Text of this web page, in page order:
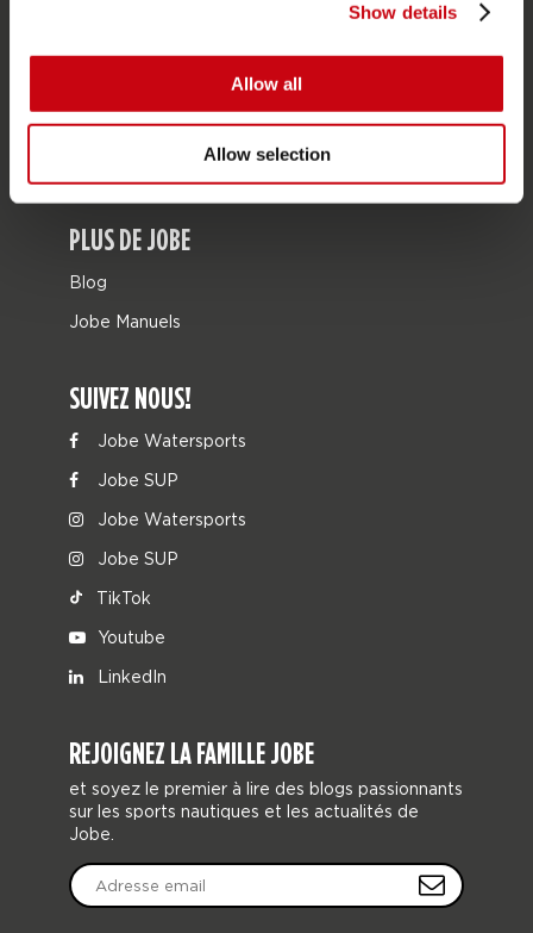
Show details
Allow all
Allow selection
Mix & Match
Pièces de rechange
PLUS DE JOBE
Blog
Jobe Manuels
SUIVEZ NOUS!
Jobe Watersports
Jobe SUP
Jobe Watersports
Jobe SUP
TikTok
Youtube
LinkedIn
REJOIGNEZ LA FAMILLE JOBE
et soyez le premier à lire des blogs passionnants
sur les sports nautiques et les actualités de
Jobe.